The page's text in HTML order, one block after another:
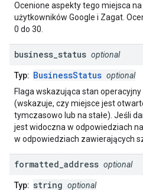
Ocenione aspekty tego miejsca
użytkowników Google i Zagat.
0 do 30.
business status optional
Typ: BusinessStatus optional
Flaga wskazująca stan
(wskazuje, czy miejsce jest
tymczasowo lub na stałe). Jeśli
jest widoczna w odpowiedziach
w odpowiedziach zawierających
formatted address optional
Typ: string optional